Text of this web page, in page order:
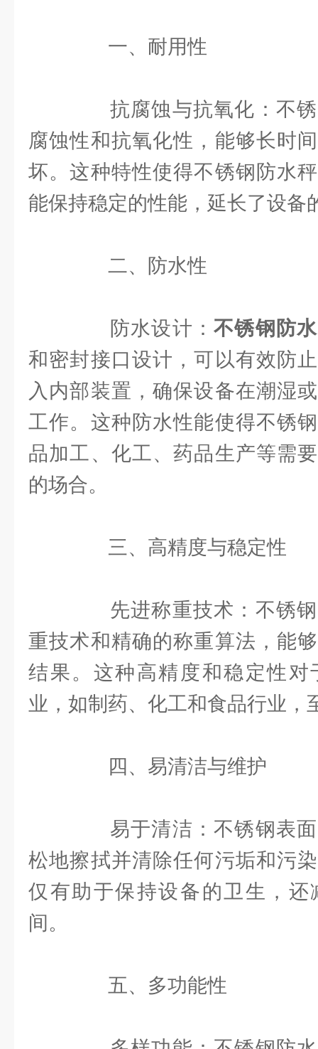
一、耐用性
抗腐蚀与抗氧化：不锈
腐蚀性和抗氧化性，能够长时
坏。这种特性使得不锈钢防水
能保持稳定的性能，延长了设备
二、防水性
防水设计：不锈钢防
和密封接口设计，可以有效防
入内部装置，确保设备在潮湿
工作。这种防水性能使得不锈
品加工、化工、药品生产等需
的场合。
三、高精度与稳定性
先进称重技术：不锈钢
重技术和精确的称重算法，能
结果。这种高精度和稳定性对
业，如制药、化工和食品行业，
四、易清洁与维护
易于清洁：不锈钢表面
松地擦拭并清除任何污垢和污
仅有助于保持设备的卫生，还
间。
五、多功能性